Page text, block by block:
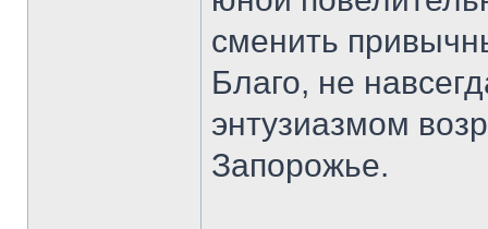
сменить
Благо, не
энтузиазмом
Запорожье.